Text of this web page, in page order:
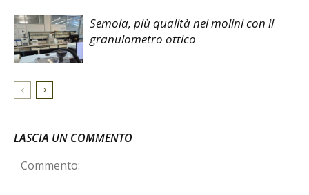
Semola, più qualità nei molini con il
granulometro ottico
LASCIA UN COMMENTO